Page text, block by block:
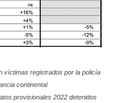
víctimas registrados por la policía
continental
provisionales 2022 detenidos